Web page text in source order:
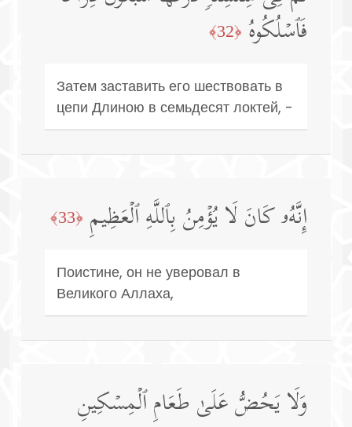
فَٱسۡلُكُوهُ ﴿32﴾
Затем заставить его шествовать в
цепи Длиною в семьдесят локтей, -
إِنَّهُۥ كَانَ لَا یُؤۡمِنُ بِٱللَّهِ ٱلۡعَظِیمِ ﴿33﴾
Поистине, он не уверовал в
Великого Аллаха,
وَلَا یَحُضُّ عَلَىٰ طَعَامِ ٱلۡمِسۡكِینِ